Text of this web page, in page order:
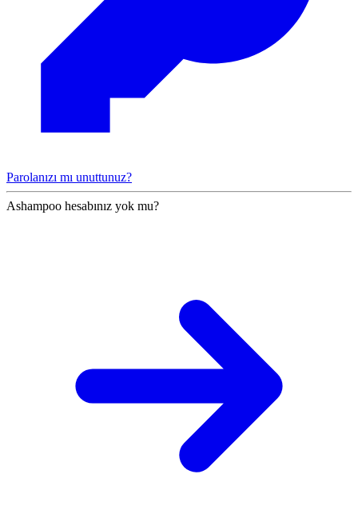
Parolanızı mı unuttunuz?
Ashampoo hesabınız yok mu?